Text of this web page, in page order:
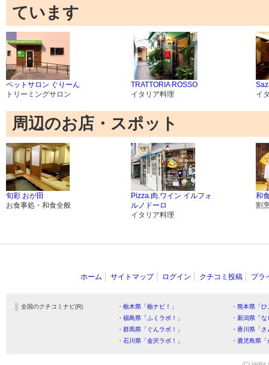
ています
ペットサロン ぐりーん
トリーミングサロン
TRATTORIA ROSSO
イタリア料理
イ
周辺のお店・スポット
旬彩 おが田
お食事処・和食全般
Pizza.肉.ワイン イルフォ
ルノドーロ
イタリア料理
和
割
ホーム サイトマップ ログイン クチコミ投稿 プラ
全国のクチコミナビ(R) ・栃木県「栃ナビ！」
・熊本県「
・福島県「ふくラボ！」
・新潟県「
・群馬県「ぐんラボ！」
・香川県「
・石川県「金沢ラボ！」
・鹿児島県